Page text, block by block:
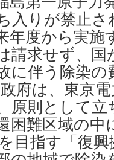
入りが禁止
年度から実施
請求せず、
に伴う除染
府は、東京
原則として
困難区域の中
目指す「復